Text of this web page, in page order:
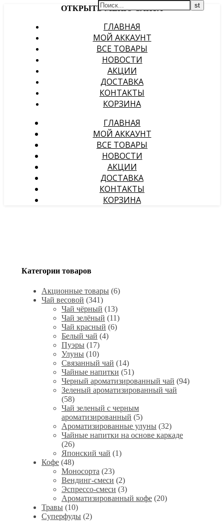
ОТКРЫТЬ МЕНЮ САЙТА
ГЛАВНАЯ
МОЙ АККАУНТ
ВСЕ ТОВАРЫ
НОВОСТИ
АКЦИИ
ДОСТАВКА
КОНТАКТЫ
КОРЗИНА
ГЛАВНАЯ
МОЙ АККАУНТ
ВСЕ ТОВАРЫ
НОВОСТИ
АКЦИИ
ДОСТАВКА
КОНТАКТЫ
КОРЗИНА
Категории товаров
Акционные товары (6)
Чай весовой (341)
Чай чёрный (13)
Чай зелёный (11)
Чай красный (6)
Белый чай (4)
Пуэры (17)
Улуны (10)
Связанный чай (14)
Чайные напитки (51)
Черный ароматизированный чай (94)
Зеленый ароматизированный чай
(58)
Чай зеленый с черным
ароматизированный (5)
Ароматизированные улуны (32)
Чайные напитки на основе каркаде
(26)
Японский чай (1)
Кофе (48)
Моносорта (23)
Вендинг-смеси (2)
Эспрессо-смеси (3)
Ароматизированный кофе (20)
Травы (10)
Суперфуды (2)